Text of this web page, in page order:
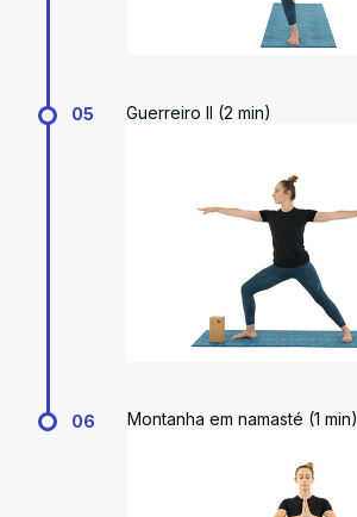
05 Guerreiro II (2 min)
06 Montanha em namasté (1 min)